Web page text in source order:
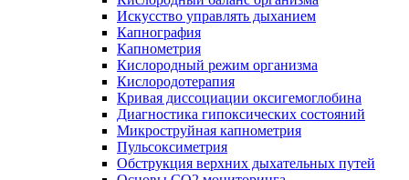
Искусство управлять дыханием
Капнография
Капнометрия
Кислородный режим организма
Кислородотерапия
Кривая диссоциации оксигемоглобина
Диагностика гипоксических состояний
Микроструйная капнометрия
Пульсоксиметрия
Обструкция верхних дыхательных путей